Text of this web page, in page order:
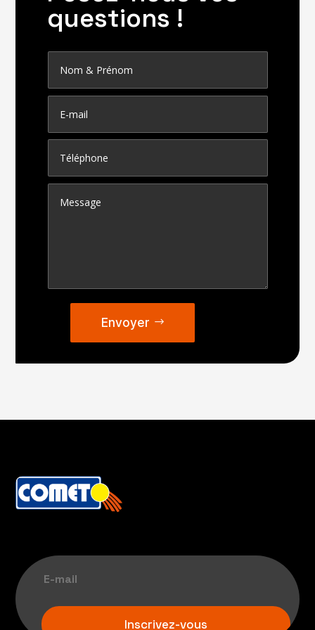
questions !
Envoyer
Inscrivez-vous